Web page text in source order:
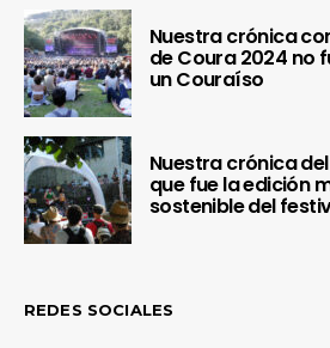
Nuestra crónica
de Coura 2024 no
un Couraíso
Nuestra crónica
que fue la edición
sostenible del
REDES SOCIALES